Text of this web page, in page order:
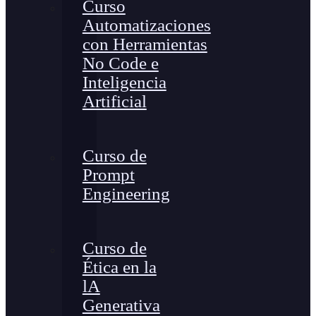
Curso
Automatizaciones
con Herramientas
No Code e
Inteligencia
Artificial
Curso de
Prompt
Engineering
Curso de
Ética en la
lA
Generativa